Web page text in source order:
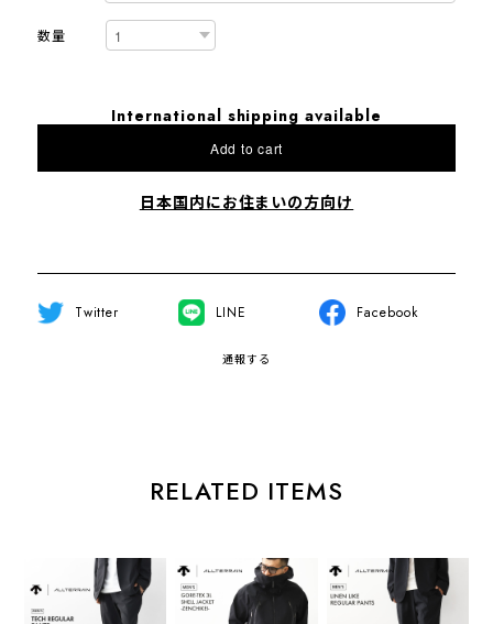
数量
International shipping available
Add to cart
日本国内にお住まいの方向け
Twitter LINE Facebook
通報する
RELATED ITEMS